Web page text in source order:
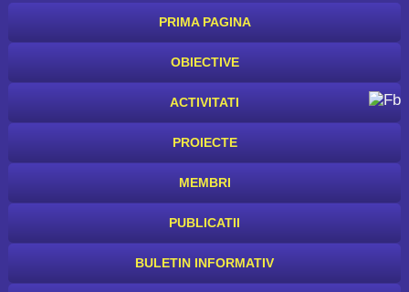
PRIMA PAGINA
OBIECTIVE
ACTIVITATI
PROIECTE
MEMBRI
PUBLICATII
BULETIN INFORMATIV